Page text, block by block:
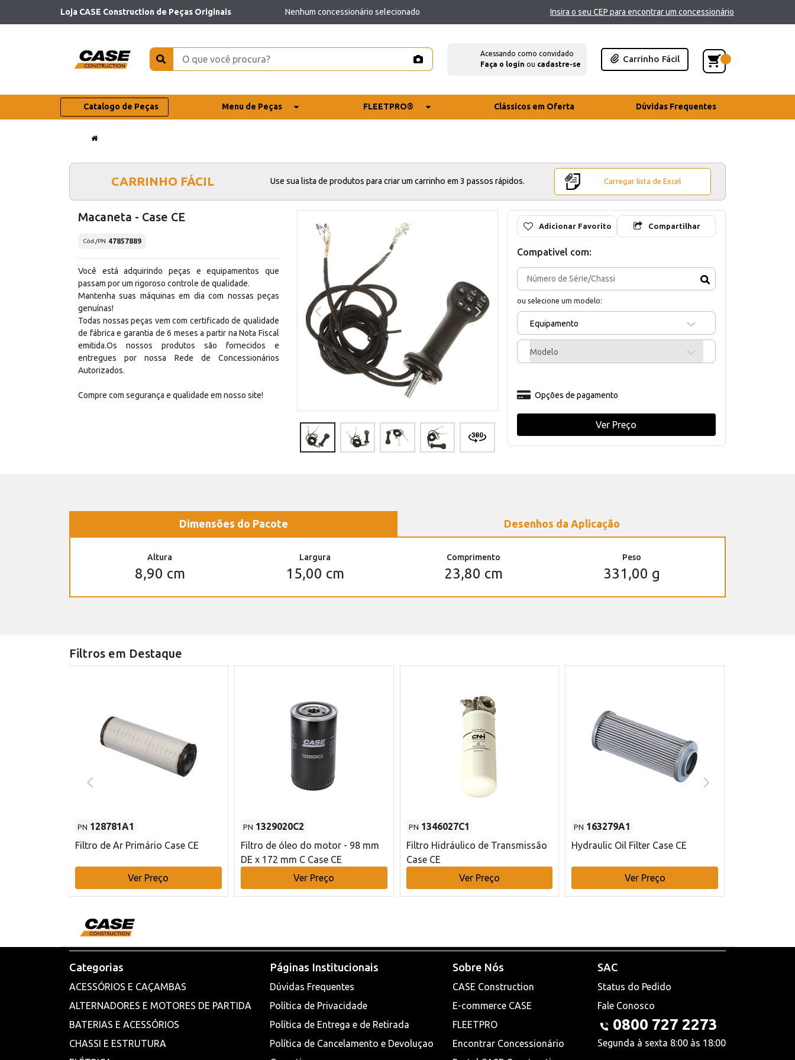
Loja CASE Construction de Peças Originais Nenhum concessionário selecionado Insira o seu CEP para encontrar um concessionário
Acessando como convidado
Faça o login ou cadastre-se
Carrinho Fácil
Catalogo de Peças Menu de Peças FLEETPRO® Clássicos em Oferta Dúvidas Frequentes
CARRINHO FÁCIL Use sua lista de produtos para criar um carrinho em 3 passos rápidos. Carregar lista de Excel
Macaneta - Case CE
Cód./PN 47857889
Você está adquirindo peças e equipamentos que
passam por um rigoroso controle de qualidade.
Mantenha suas máquinas em dia com nossas peças
genuínas!
Todas nossas peças vem com certificado de qualidade
de fábrica e garantia de 6 meses a partir na Nota Fiscal
emitida.Os nossos produtos são fornecidos e
entregues por nossa Rede de Concessionários
Autorizados.
Compre com segurança e qualidade em nosso site!
Adicionar Favorito Compartilhar
Compativel com:
ou selecione um modelo:
Equipamento
Modelo
Opções de pagamento
Ver Preço
Dimensões do Pacote Desenhos da Aplicação
Altura
8,90 cm
Largura
15,00 cm
Comprimento
23,80 cm
Peso
331,00 g
Filtros em Destaque
PN 128781A1
Filtro de Ar Primário Case CE
Ver Preço
PN 1329020C2
Filtro de óleo do motor - 98 mm
DE x 172 mm C Case CE
Ver Preço
PN 1346027C1
Filtro Hidráulico de Transmissão
Case CE
Ver Preço
PN 163279A1
Hydraulic Oil Filter Case CE
Ver Preço
Categorias
ACESSÓRIOS E CAÇAMBAS
ALTERNADORES E MOTORES DE PARTIDA
BATERIAS E ACESSÓRIOS
CHASSI E ESTRUTURA
Páginas Institucionais
Dúvidas Frequentes
Política de Privacidade
Política de Entrega e de Retirada
Política de Cancelamento e Devoluçao
Sobre Nós
CASE Construction
E-commerce CASE
FLEETPRO
Encontrar Concessionário
SAC
Status do Pedido
Fale Conosco
0800 727 2273
Segunda à sexta 8:00 às 18:00